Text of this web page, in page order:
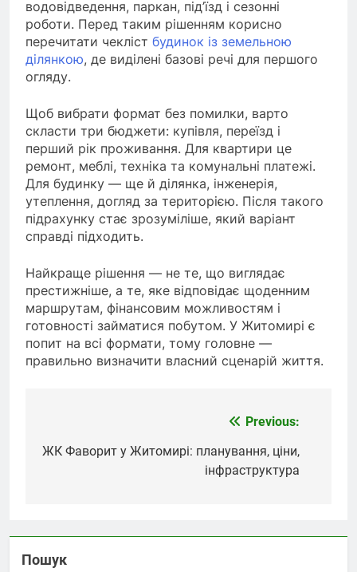
водовідведення, паркан, під’їзд і сезонні
роботи. Перед таким рішенням корисно
перечитати чекліст будинок із земельною
ділянкою, де виділені базові речі для першого
огляду.
Щоб вибрати формат без помилки, варто
скласти три бюджети: купівля, переїзд і
перший рік проживання. Для квартири це
ремонт, меблі, техніка та комунальні платежі.
Для будинку — ще й ділянка, інженерія,
утеплення, догляд за територією. Після такого
підрахунку стає зрозуміліше, який варіант
справді підходить.
Найкраще рішення — не те, що виглядає
престижніше, а те, яке відповідає щоденним
маршрутам, фінансовим можливостям і
готовності займатися побутом. У Житомирі є
попит на всі формати, тому головне —
правильно визначити власний сценарій життя.
записів
Previous:
ЖК Фаворит у Житомирі: планування, ціни,
інфраструктура
Пошук